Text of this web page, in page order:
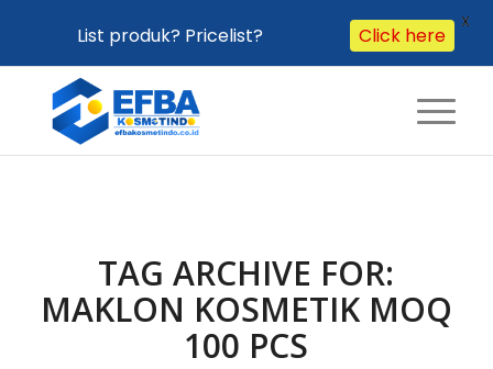
TAG ARCHIVE FOR:
MAKLON KOSMETIK MOQ
100 PCS
List produk? Pricelist? Click here
X